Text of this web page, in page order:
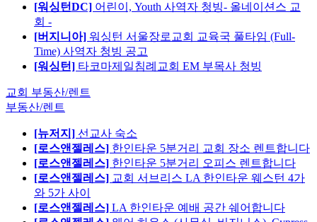
[워싱턴DC] 어린이, Youth 사역자 청빙- 올네이션스 교
회 -
[버지니아] 워싱턴 서울장로교회 교육국 풀타임 (Full-
Time) 사역자 청빙 공고
[워싱턴] 타코마제일침례교회 EM 부목사 청빙
교회 부동산/렌트
부동산/렌트
[뉴저지] 선교사 숙소
[로스앤젤레스] 한인타운 5분거리 교회 장소 렌트합니다
[로스앤젤레스] 한인타운 5분거리 오피스 렌트합니다
[로스앤젤레스] 교회 서브리스 LA 한인타운 웨스턴 4가
와 5가 사이
[로스앤젤레스] LA 한인타운 예배 공간 쉐어합니다